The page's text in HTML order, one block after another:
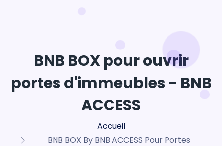
BNB BOX pour ouvrir
portes d'immeubles - BNB
ACCESS
Accueil
BNB BOX By BNB ACCESS Pour Portes